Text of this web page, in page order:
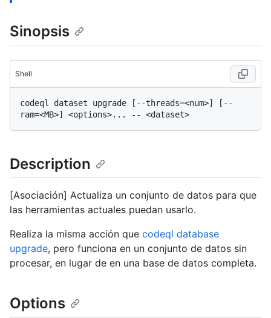
Sinopsis
Shell
codeql dataset upgrade [--threads=<num>] [--
Description
[Asociación] Actualiza un conjunto de datos para que
las herramientas actuales puedan usarlo.
Realiza la misma acción que codeql database
upgrade, pero funciona en un conjunto de datos sin
procesar, en lugar de en una base de datos completa.
Options